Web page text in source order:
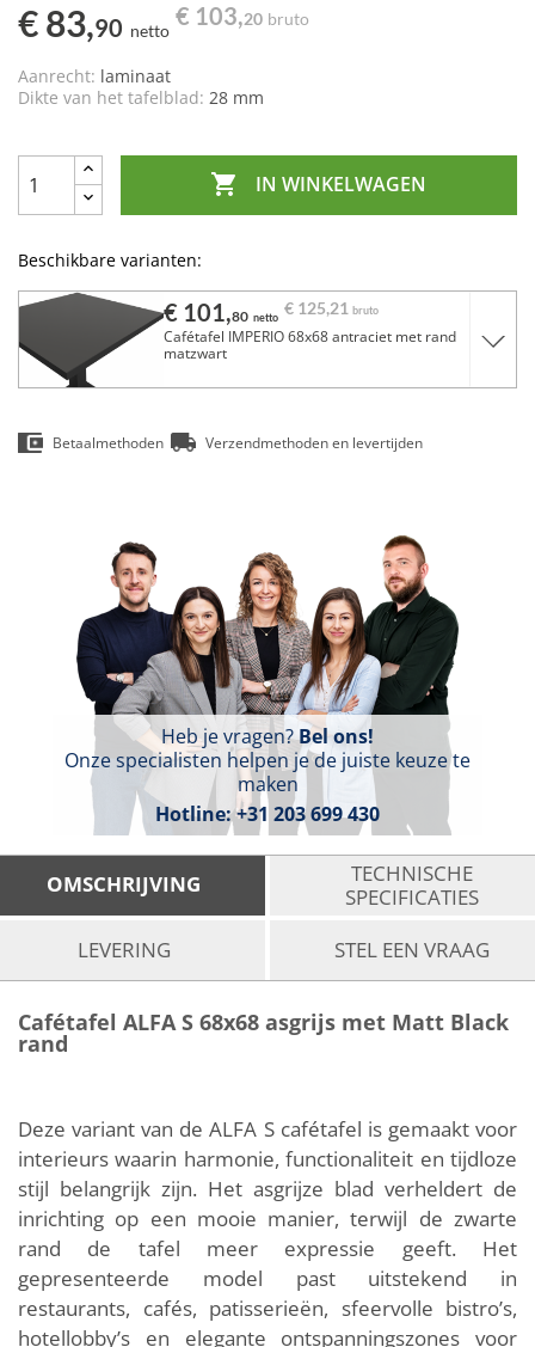
€ 83,90 netto
€ 103,20 bruto
Aanrecht: laminaat
Dikte van het tafelblad: 28 mm
 IN WINKELWAGEN
Beschikbare varianten:
€ 101,80 netto € 125,21 bruto
Cafétafel IMPERIO 68x68 antraciet met rand
matzwart
Betaalmethoden Verzendmethoden en levertijden
Heb je vragen?Bel ons!
Onze specialisten helpen je de juiste keuze te
maken
Hotline:+31 203 699 430
OMSCHRIJVING
TECHNISCHE
SPECIFICATIES
LEVERING
STEL EEN VRAAG
Cafétafel ALFA S 68x68 asgrijs met Matt Black
rand
Deze variant van de ALFA S cafétafel is gemaakt voor
interieurs waarin harmonie, functionaliteit en tijdloze
stijl belangrijk zijn. Het asgrijze blad verheldert de
inrichting op een mooie manier, terwijl de zwarte
rand de tafel meer expressie geeft. Het
gepresenteerde model past uitstekend in
restaurants, cafés, patisserieën, sfeervolle bistro’s,
hotellobby’s en elegante ontspanningszones voor